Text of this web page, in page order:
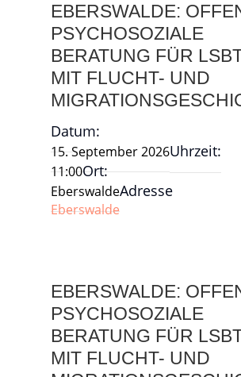
EBERSWALDE:
PSYCHOSOZIALE
BERATUNG FÜR
MIT FLUCHT- UND
Datum:
15. September 2026Uhrzeit:
11:00Ort:
EberswaldeAdresse
Eberswalde
EBERSWALDE:
PSYCHOSOZIALE
BERATUNG FÜR
MIT FLUCHT- UND